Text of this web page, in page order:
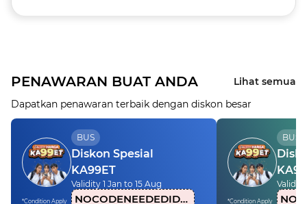
PENAWARAN BUAT ANDA
Lihat semua
Dapatkan penawaran terbaik dengan diskon besar
*Condition Apply
BUS
Diskon Spesial
KA99ET
Validity 1 Jan to 15 Aug
NOCODENEEDEDIDN1 *Condition Apply
BUS
Validity